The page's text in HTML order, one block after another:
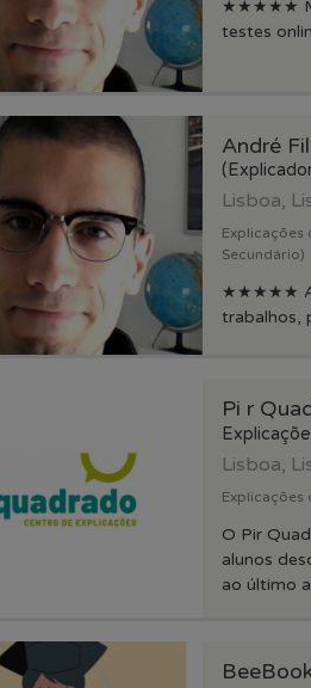
★★★★★
testes
André
Lisboa,
Explicações
Secundário)
★★★★★
trabalhos,
Pi r
Lisboa,
Explicações
O Pir
alunos
ao último